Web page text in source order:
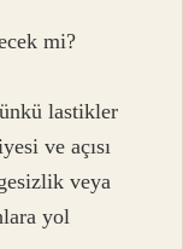
mi?
lastikler
ve açısı
veya
yol